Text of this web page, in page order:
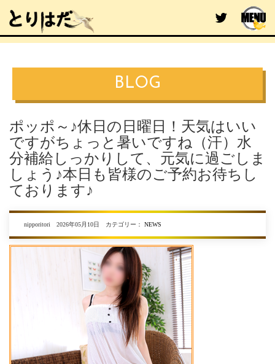
BLOG
ポッポ～♪休日の日曜日！天気はいい
ですがちょっと暑いですね（汗）水
分補給しっかりして、元気に過ごしま
しょう♪本日も皆様のご予約お待ちし
ております♪
nipporitori 2026年05月10日 カテゴリー： NEWS